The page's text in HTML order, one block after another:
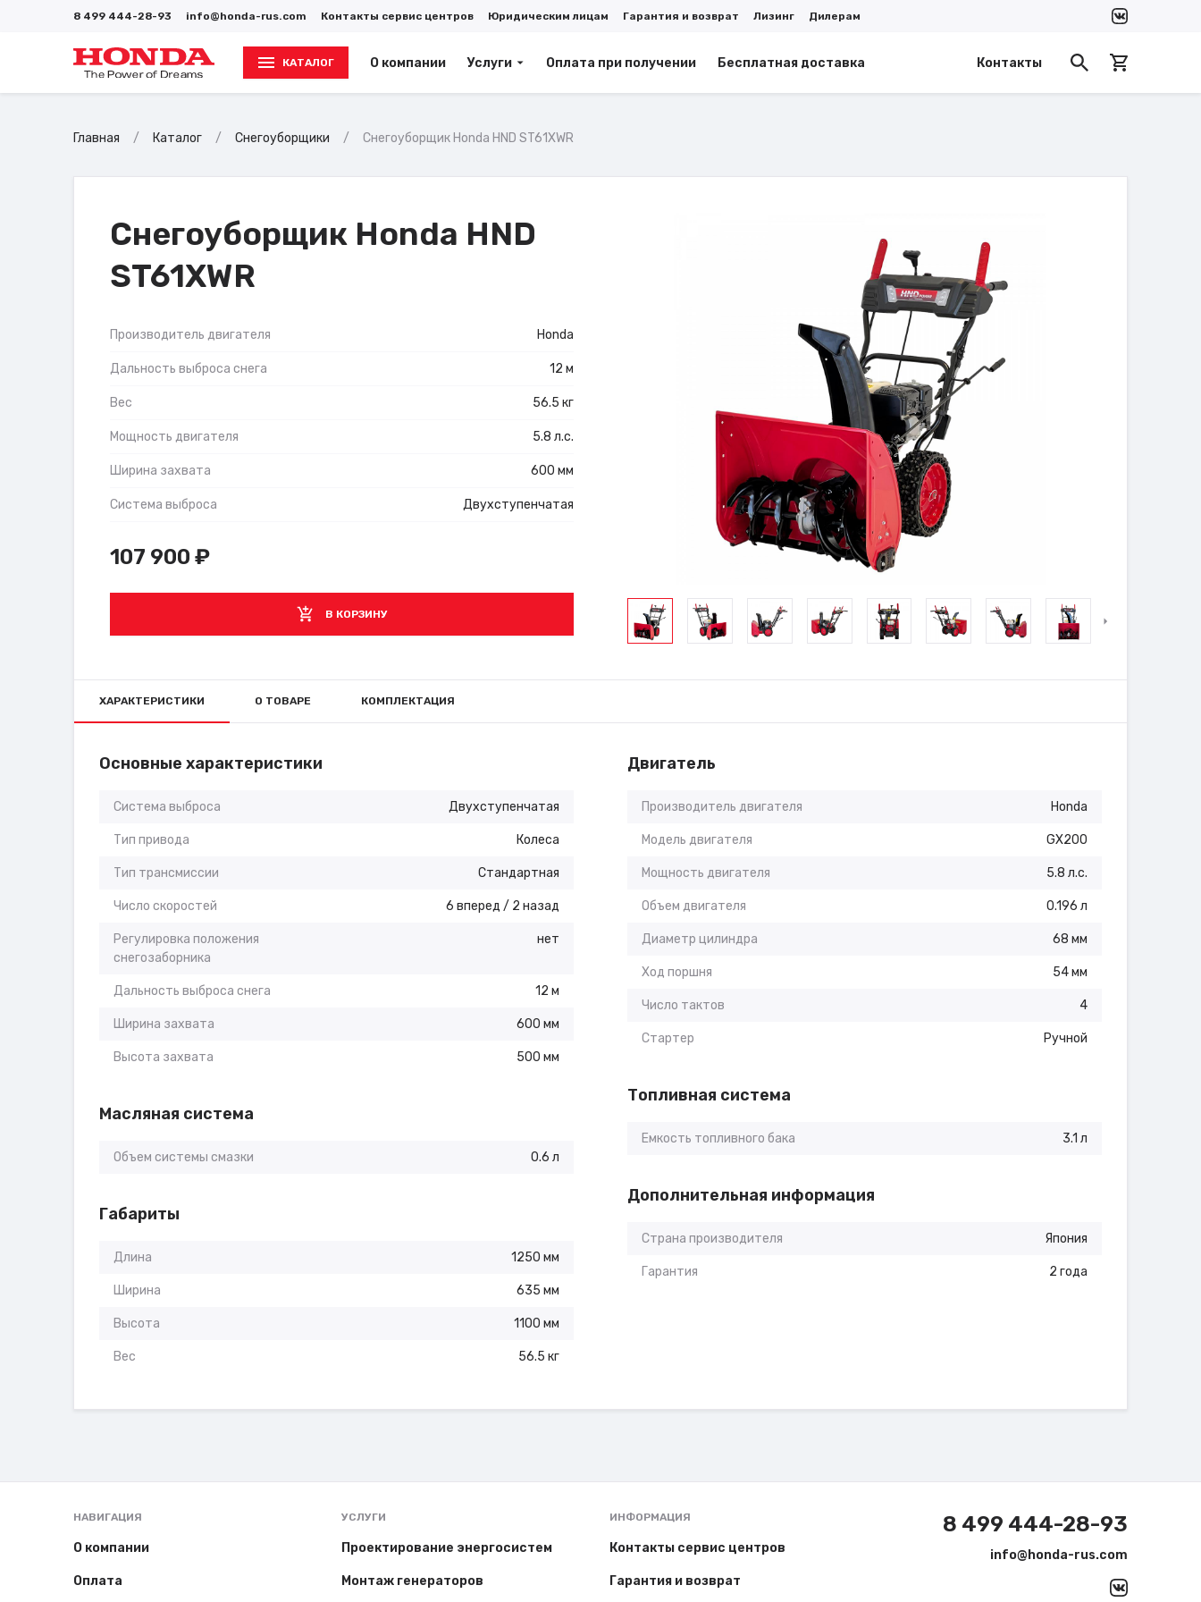
8 499 444-28-93 info@honda-rus.com Контакты сервис центров Юридическим лицам Гарантия и возврат Лизинг Дилерам
КАТАЛОГ О компании Услуги Оплата при получении Бесплатная доставка Контакты
Главная Каталог Снегоуборщики Снегоуборщик Honda HND ST61XWR
Снегоуборщик Honda HND
ST61XWR
Производитель двигателя Honda
Дальность выброса снега 12 м
Вес 56.5 кг
Мощность двигателя 5.8 л.с.
Ширина захвата 600 мм
Система выброса Двухступенчатая
107 900 ₽
В КОРЗИНУ
ХАРАКТЕРИСТИКИ О ТОВАРЕ КОМПЛЕКТАЦИЯ
Основные характеристики
Система выброса Двухступенчатая
Тип привода Колеса
Тип трансмиссии Стандартная
Число скоростей 6 вперед / 2 назад
Регулировка положения
снегозаборника
нет
Дальность выброса снега 12 м
Ширина захвата 600 мм
Высота захвата 500 мм
Двигатель
Производитель двигателя Honda
Модель двигателя GX200
Мощность двигателя 5.8 л.с.
Объем двигателя 0.196 л
Диаметр цилиндра 68 мм
Ход поршня 54 мм
Число тактов 4
Стартер Ручной
Топливная система
Емкость топливного бака 3.1 л
Масляная система
Объем системы смазки 0.6 л
Дополнительная информация
Страна производителя Япония
Гарантия 2 года
Габариты
Длина 1250 мм
Ширина 635 мм
Высота 1100 мм
Вес 56.5 кг
НАВИГАЦИЯ
О компании
Оплата
УСЛУГИ
Проектирование энергосистем
Монтаж генераторов
ИНФОРМАЦИЯ
Контакты сервис центров
Гарантия и возврат
8 499 444-28-93
info@honda-rus.com